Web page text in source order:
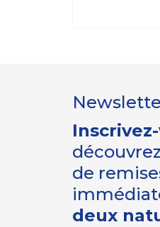
de
deux